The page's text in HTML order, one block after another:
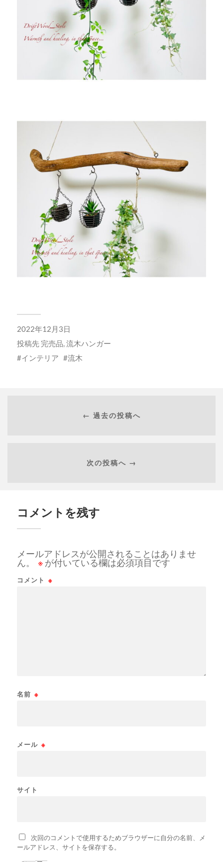
2022年12月3日
投稿先 完売品 流木ハンガー
インテリア
流木
← 過去の投稿へ
次の投稿へ →
コメントを残す
メールアドレスが公開されることはありませ
ん。
※ が付いている欄は必須項目です
コメント ※
名前 ※
メール ※
サイト
次回のコメントで使用するためブラウザーに自分の名前、メ
ールアドレス、サイトを保存する。